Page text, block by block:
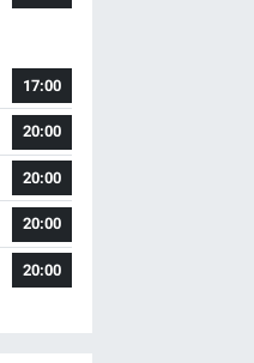
17:00
20:00
20:00
20:00
20:00